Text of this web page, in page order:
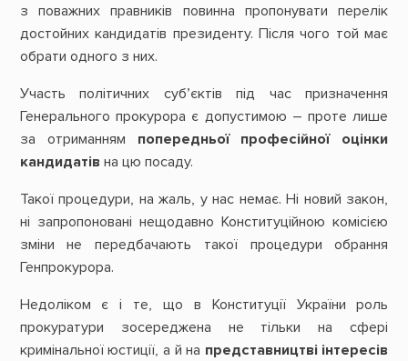
з поважних правників повинна пропонувати перелік
достойних кандидатів президенту. Після чого той має
обрати одного з них.
Участь політичних суб’єктів під час призначення
Генерального прокурора є допустимою – проте лише
за отриманням попередньої професійної оцінки
кандидатів на цю посаду.
Такої процедури, на жаль, у нас немає. Ні новий закон,
ні запропоновані нещодавно Конституційною комісією
зміни не передбачають такої процедури обрання
Генпрокурора.
Недоліком є і те, що в Конституції України роль
прокуратури зосереджена не тільки на сфері
кримінальної юстиції, а й на представництві інтересів